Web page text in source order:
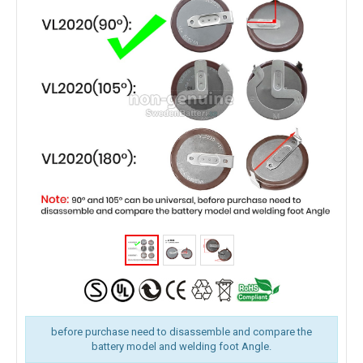
before purchase need to disassemble and compare the
battery model and welding foot Angle.